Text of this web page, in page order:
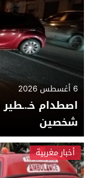
6 أغسطس 2026
اصطدام
شخصين
أخبار مغربية